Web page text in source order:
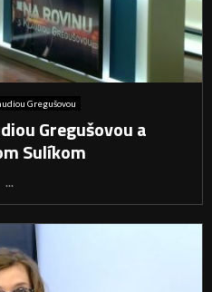
Gregušovou
Gregušovou a
Sulíkom
...